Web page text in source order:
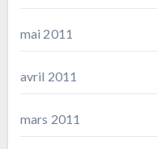
mai 2011
avril 2011
mars 2011